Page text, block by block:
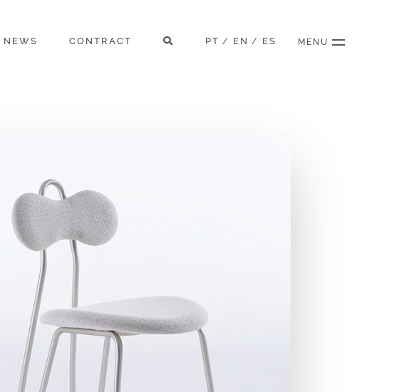
NEWS CONTRACT PT / EN / ES MENU